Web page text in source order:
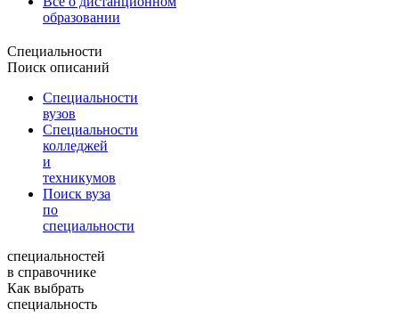
образовании
Специальности
Поиск описаний
Специальности
вузов
Специальности
колледжей
и
техникумов
Поиск вуза
по
специальности
специальностей
в справочнике
Как выбрать
специальность